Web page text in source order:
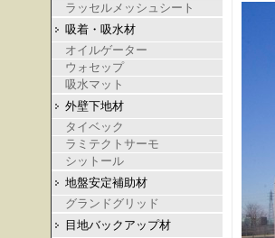
ラッセルメッシュシート
吸着・吸水材
オイルゲーター
ウォセップ
吸水マット
外壁下地材
タイベック
ラミテクトサーモ
シットール
地盤安定補助材
グランドグリッド
目地バックアップ材